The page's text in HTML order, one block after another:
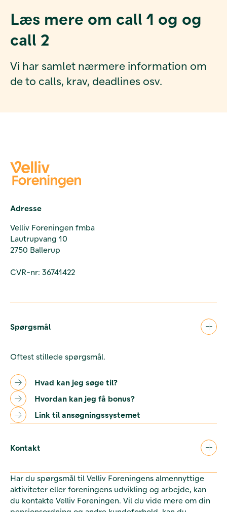
Læs mere om call 1 og og
call 2
Vi har samlet nærmere information om
de to calls, krav, deadlines osv.
Adresse
Velliv Foreningen fmba
Lautrupvang 10
2750 Ballerup
CVR-nr: 36741422
Spørgsmål
Oftest stillede spørgsmål.
Hvad kan jeg søge til?
Hvordan kan jeg få bonus?
Link til ansøgningssystemet
Kontakt
Har du spørgsmål til Velliv Foreningens almennyttige
aktiviteter eller foreningens udvikling og arbejde, kan
du kontakte Velliv Foreningen. Vil du vide mere om din